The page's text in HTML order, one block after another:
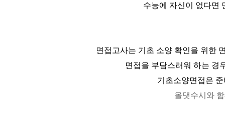
수능에 자신이 없다면
면접고사는 기초 소양 확인을 위한
면접을 부담스러워 하는 경
기초소양면접은
올댓수시와